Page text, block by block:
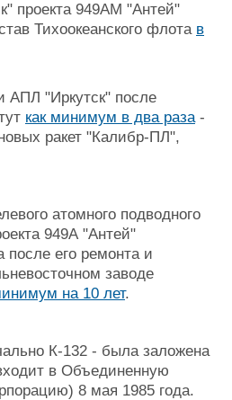
проекта 949АМ "Антей"
Тихоокеанского флота в
АПЛ "Иркутск" после
как минимум в два раза-
ракет "Калибр-ПЛ",
атомного подводного
949А "Антей"
после его ремонта и
заводе
на 10 лет.
К-132 - была заложена
в Объединенную
8 мая 1985 года.